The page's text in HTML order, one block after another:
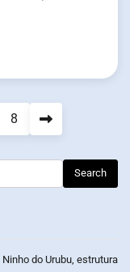
8
do Urubu, estrutura